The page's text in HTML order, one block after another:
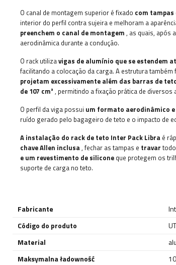
O canal de montagem superior é fixado com
interior do perfil contra sujeira e melhoram a
preenchem o canal de montagem , as quais, após
aerodinâmica durante a condução.
O rack utilizavigas de alumínio que se estendem
facilitando a colocação da carga. A estrutura
projetam excessivamente além das barras de
de 107 cm² , permitindo a fixação prática de
O perfil da viga possui um formato aerodinâmico
ruído gerado pelo bagageiro de teto e o impacto de
A instalação do rack de teto Inter Pack Libra é
chave Allen inclusa, fechar as tampas e travar
e um revestimento de silicone que protegem os
suporte de carga no teto.
Fabricante
Código do produto
Material
Maksymalna ładowność